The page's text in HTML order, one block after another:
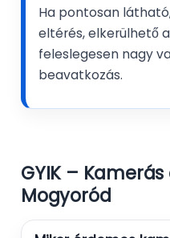
Ha pontosan
eltérés, elkerülhető
feleslegesen nagy
beavatkozás.
GYIK –
Mogyoród